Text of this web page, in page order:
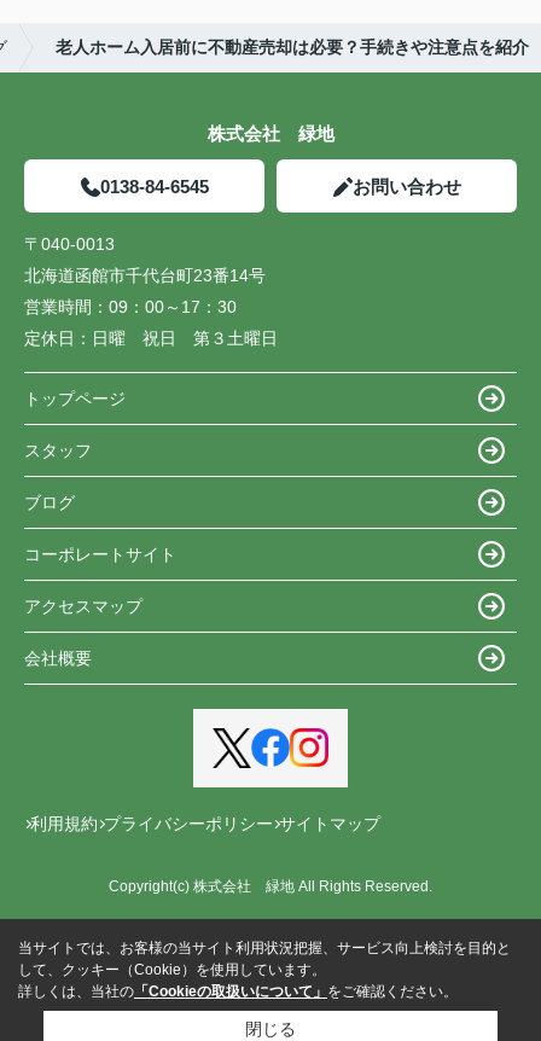
老人ホーム入居前に不動産売却は必要？手続きや注意点を紹介
株式会社 緑地
0138-84-6545 お問い合わせ
〒040-0013
北海道函館市千代台町23番14号
営業時間： 09：00～17：30
定休日： 日曜 祝日 第３土曜日
トップページ
スタッフ
ブログ
コーポレートサイト
アクセスマップ
会社概要
利用規約 プライバシーポリシー サイトマップ
Copyright(c) 株式会社 緑地 All Rights Reserved.
当サイトでは、お客様の当サイト利用状況把握、サービス向上検討を目的と
して、クッキー（Cookie）を使用しています。
詳しくは、当社の 「Cookieの取扱いについて」 をご確認ください。
閉じる